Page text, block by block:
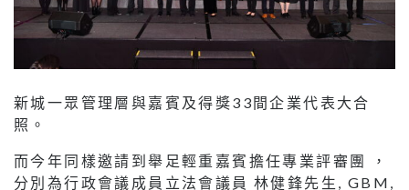
新城一眾管理層與嘉賓及得獎33間企業代表大合
照。
而今年同樣邀請到舉足輕重嘉賓擔任專業評審團 ，
分別為行政會議成員立法會議員 林健鋒先生, GBM,